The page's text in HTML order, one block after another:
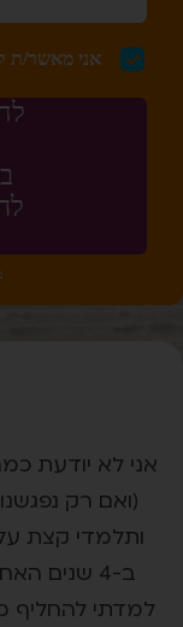
אני לא יודעת
(ואם רק
ותלמדי קצת
ב-4 שנים האחרונות שיניתי את כל המטבח שלי,
למדתי להחליף